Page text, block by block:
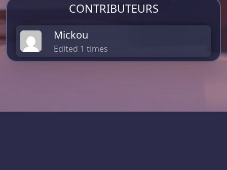
CONTRIBUTEURS
Mickou
Edited 1 times